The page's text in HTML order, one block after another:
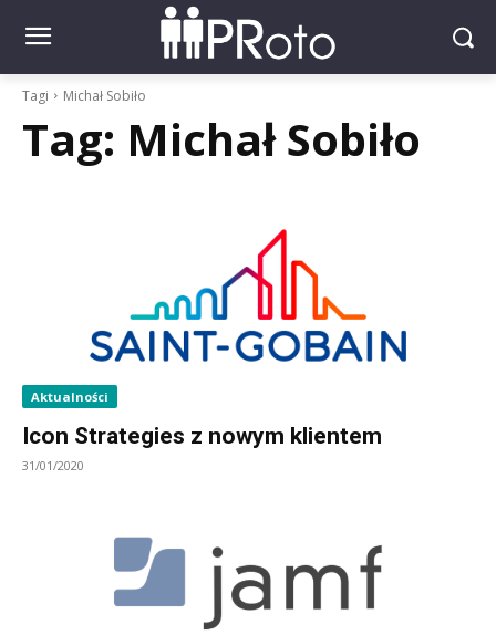
Tagi Michał Sobiło
Tag: Michał Sobiło
Aktualności
Icon Strategies z nowym klientem
31/01/2020